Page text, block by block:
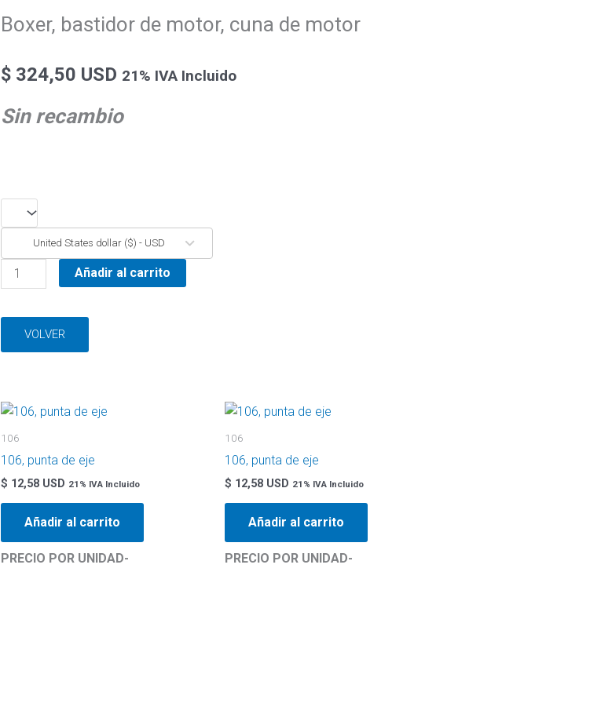
f
Boxer, bastidor de motor, cuna de motor
$ 324,50 USD 21% IVA Incluido
Sin recambio
United States dollar ($) - USD
Boxer,
bastidor
motor,
cuna
motor
cantidad
Añadir al carrito
VOLVER
106
106, punta de eje
$ 12,58 USD 21% IVA Incluido
Añadir al carrito
PRECIO POR UNIDAD-
106
106, punta de eje
$ 12,58 USD 21% IVA Incluido
Añadir al carrito
PRECIO POR UNIDAD-